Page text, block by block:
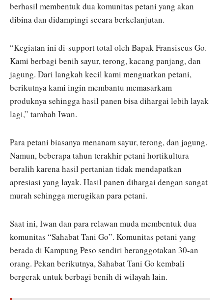
berhasil membentuk dua komunitas petani yang akan
dibina dan didampingi secara berkelanjutan.
“Kegiatan ini di-support total oleh Bapak Fransiscus Go.
Kami berbagi benih sayur, terong, kacang panjang, dan
jagung. Dari langkah kecil kami menguatkan petani,
berikutnya kami ingin membantu memasarkam
produknya sehingga hasil panen bisa dihargai lebih layak
lagi,” tambah Iwan.
Para petani biasanya menanam sayur, terong, dan jagung.
Namun, beberapa tahun terakhir petani hortikultura
beralih karena hasil pertanian tidak mendapatkan
apresiasi yang layak. Hasil panen dihargai dengan sangat
murah sehingga merugikan para petani.
Saat ini, Iwan dan para relawan muda membentuk dua
komunitas “Sahabat Tani Go”. Komunitas petani yang
berada di Kampung Peso sendiri beranggotakan 30-an
orang. Pekan berikutnya, Sahabat Tani Go kembali
bergerak untuk berbagi benih di wilayah lain.